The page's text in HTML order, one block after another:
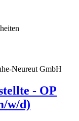
Neureut GmbH
- OP
w/d)